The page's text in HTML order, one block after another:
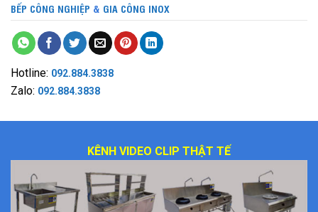
BẾP CÔNG NGHIỆP & GIA CÔNG INOX
Hotline: 092.884.3838
Zalo: 092.884.3838
KÊNH VIDEO CLIP THẬT TẾ